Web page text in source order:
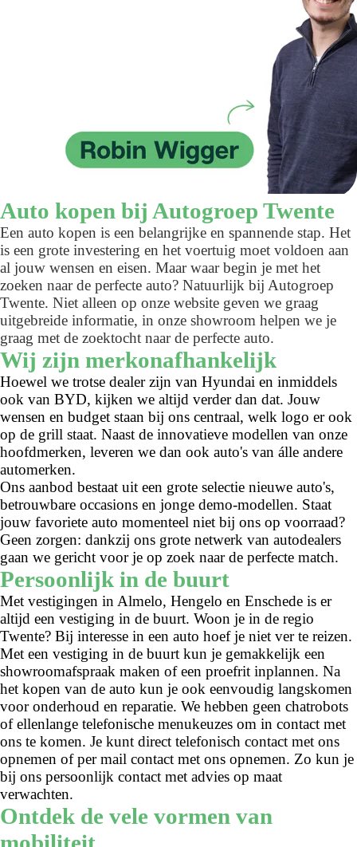
Auto kopen bij Autogroep Twente
Een auto kopen is een belangrijke en spannende stap. Het
is een grote investering en het voertuig moet voldoen aan
al jouw wensen en eisen. Maar waar begin je met het
zoeken naar de perfecte auto? Natuurlijk bij Autogroep
Twente. Niet alleen op onze website geven we graag
uitgebreide informatie, in onze showroom helpen we je
graag met de zoektocht naar de perfecte auto.
Wij zijn merkonafhankelijk
Hoewel we trotse dealer zijn van Hyundai en inmiddels
ook van BYD, kijken we altijd verder dan dat. Jouw
wensen en budget staan bij ons centraal, welk logo er ook
op de grill staat. Naast de innovatieve modellen van onze
hoofdmerken, leveren we dan ook auto's van álle andere
automerken.
Ons aanbod bestaat uit een grote selectie nieuwe auto's,
betrouwbare occasions en jonge demo-modellen. Staat
jouw favoriete auto momenteel niet bij ons op voorraad?
Geen zorgen: dankzij ons grote netwerk van autodealers
gaan we gericht voor je op zoek naar de perfecte match.
Persoonlijk in de buurt
Met vestigingen in Almelo, Hengelo en Enschede is er
altijd een vestiging in de buurt. Woon je in de regio
Twente? Bij interesse in een auto hoef je niet ver te reizen.
Met een vestiging in de buurt kun je gemakkelijk een
showroomafspraak maken of een proefrit inplannen. Na
het kopen van de auto kun je ook eenvoudig langskomen
voor onderhoud en reparatie. We hebben geen chatrobots
of ellenlange telefonische menukeuzes om in contact met
ons te komen. Je kunt direct telefonisch contact met ons
opnemen of per mail contact met ons opnemen. Zo kun je
bij ons persoonlijk contact met advies op maat
verwachten.
Ontdek de vele vormen van